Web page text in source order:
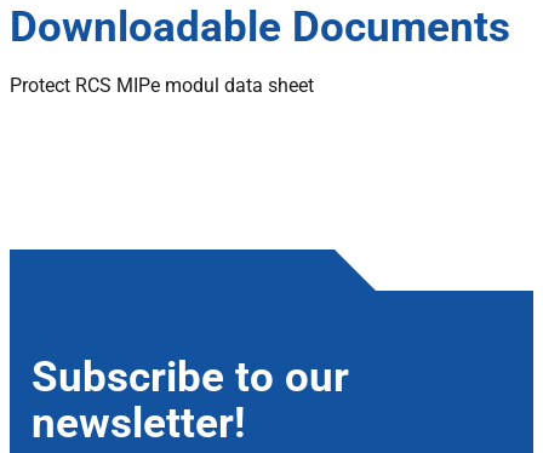
Downloadable Documents
Protect RCS MIPe modul data sheet
Subscribe to our
newsletter!